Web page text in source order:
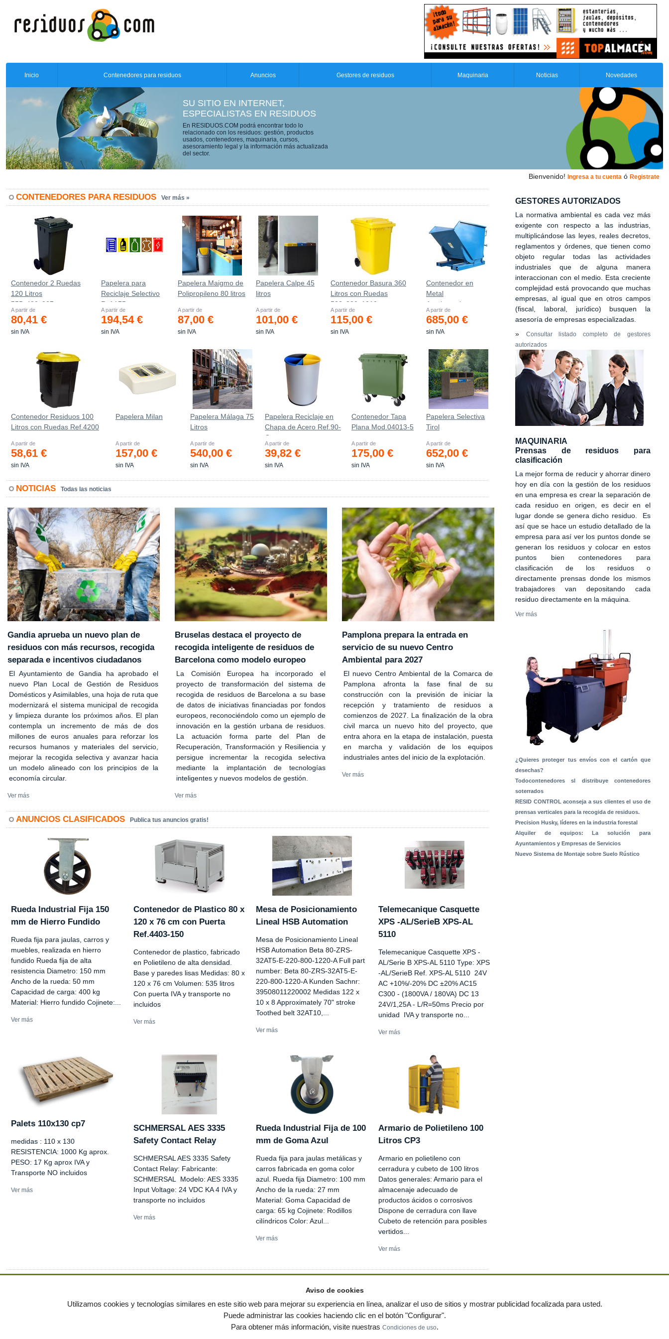
Inicio Contenedores para residuos Anuncios Gestores de residuos Maquinaria Noticias Novedades
SU SITIO EN INTERNET,
ESPECIALISTAS EN RESIDUOS
En RESIDUOS.COM podrá encontrar todo lo
relacionado con los residuos: gestión, productos
usados, contenedores, maquinaria, cursos,
asesoramiento legal y la información más actualizada
del sector.
Bienvenido! Ingresa a tu cuenta ó Registrate
CONTENEDORES PARA RESIDUOS Ver más »
Contenedor 2 Ruedas
120 Litros
555х480х937mm
A partir de
80,41 €
sin IVA
Papelera para
Reciclaje Selectivo
Ref.175
A partir de
194,54 €
sin IVA
Papelera Maigmo de
Polipropileno 80 litros
A partir de
87,00 €
sin IVA
Papelera Calpe 45
litros
A partir de
101,00 €
sin IVA
Contenedor Basura 360
Litros con Ruedas
583x880x1010 mm
A partir de
115,00 €
sin IVA
Contenedor en
Metal
Autobasculante
Estanco *
A partir de
685,00 €
sin IVA
Contenedor Residuos 100
Litros con Ruedas Ref.4200
A partir de
58,61 €
sin IVA
Papelera Milan
A partir de
157,00 €
sin IVA
Papelera Málaga 75
Litros
A partir de
540,00 €
sin IVA
Papelera Reciclaje en
Chapa de Acero Ref.90-
C
A partir de
39,82 €
sin IVA
Contenedor Tapa
Plana Mod.04013-5
A partir de
175,00 €
sin IVA
Papelera Selectiva
Tirol
A partir de
652,00 €
sin IVA
NOTICIAS Todas las noticias
Gandia aprueba un nuevo plan de
residuos con más recursos, recogida
separada e incentivos ciudadanos
El Ayuntamiento de Gandia ha aprobado el
nuevo Plan Local de Gestión de Residuos
Domésticos y Asimilables, una hoja de ruta que
modernizará el sistema municipal de recogida
y limpieza durante los próximos años. El plan
contempla un incremento de más de dos
millones de euros anuales para reforzar los
recursos humanos y materiales del servicio,
mejorar la recogida selectiva y avanzar hacia
un modelo alineado con los principios de la
economía circular.
Ver más
Bruselas destaca el proyecto de
recogida inteligente de residuos de
Barcelona como modelo europeo
La Comisión Europea ha incorporado el
proyecto de transformación del sistema de
recogida de residuos de Barcelona a su base
de datos de iniciativas financiadas por fondos
europeos, reconociéndolo como un ejemplo de
innovación en la gestión urbana de residuos.
La actuación forma parte del Plan de
Recuperación, Transformación y Resiliencia y
persigue incrementar la recogida selectiva
mediante la implantación de tecnologías
inteligentes y nuevos modelos de gestión.
Ver más
Pamplona prepara la entrada en
servicio de su nuevo Centro
Ambiental para 2027
El nuevo Centro Ambiental de la Comarca de
Pamplona afronta la fase final de su
construcción con la previsión de iniciar la
recepción y tratamiento de residuos a
comienzos de 2027. La finalización de la obra
civil marca un nuevo hito del proyecto, que
entra ahora en la etapa de instalación, puesta
en marcha y validación de los equipos
industriales antes del inicio de la explotación.
Ver más
ANUNCIOS CLASIFICADOS Publica tus anuncios gratis!
Rueda Industrial Fija 150
mm de Hierro Fundido
Rueda fija para jaulas, carros y
muebles, realizada en hierro
fundido Rueda fija de alta
resistencia Diametro: 150 mm
Ancho de la rueda: 50 mm
Capacidad de carga: 400 kg
Material: Hierro fundido Cojinete:...
Ver más
Contenedor de Plastico 80 x
120 x 76 cm con Puerta
Ref.4403-150
Contenedor de plastico, fabricado
en Polietileno de alta densidad.
Base y paredes lisas Medidas: 80 x
120 x 76 cm Volumen: 535 litros
Con puerta IVA y transporte no
incluidos
Ver más
Mesa de Posicionamiento
Lineal HSB Automation
Mesa de Posicionamiento Lineal
HSB Automation Beta 80-ZRS-
32AT5-E-220-800-1220-A Full part
number: Beta 80-ZRS-32AT5-E-
220-800-1220-A Kunden Sachnr:
39508011220002 Medidas 122 x
10 x 8 Approximately 70" stroke
Toothed belt 32AT10,...
Ver más
Telemecanique Casquette
XPS -AL/SerieB XPS-AL
5110
Telemecanique Casquette XPS -
AL/Serie B XPS-AL 5110 Type: XPS
-AL/SerieB Ref. XPS-AL 5110 24V
AC +10%/-20% DC ±20% AC15
C300 - (1800VA / 180VA) DC 13
24V/1,25A - L/R=50ms Precio por
unidad IVA y transporte no...
Ver más
Palets 110x130 cp7
medidas : 110 x 130
RESISTENCIA: 1000 Kg aprox.
PESO: 17 Kg aprox IVA y
Transporte NO incluidos
Ver más
SCHMERSAL AES 3335
Safety Contact Relay
SCHMERSAL AES 3335 Safety
Contact Relay: Fabricante:
SCHMERSAL Modelo: AES 3335
Input Voltage: 24 VDC KA 4 IVA y
transporte no incluidos
Ver más
Rueda Industrial Fija de 100
mm de Goma Azul
Rueda fija para jaulas metálicas y
carros fabricada en goma color
azul. Rueda fija Diametro: 100 mm
Ancho de la rueda: 27 mm
Material: Goma Capacidad de
carga: 65 kg Cojinete: Rodillos
cilíndricos Color: Azul...
Ver más
Armario de Polietileno 100
Litros CP3
Armario en polietileno con
cerradura y cubeto de 100 litros
Datos generales: Armario para el
almacenaje adecuado de
productos ácidos o corrosivos
Dispone de cerradura con llave
Cubeto de retención para posibles
vertidos...
Ver más
GESTORES AUTORIZADOS
La normativa ambiental es cada vez más
exigente con respecto a las industrias,
multiplicándose las leyes, reales decretos,
reglamentos y órdenes, que tienen como
objeto regular todas las actividades
industriales que de alguna manera
interaccionan con el medio. Esta creciente
complejidad está provocando que muchas
empresas, al igual que en otros campos
(fiscal, laboral, jurídico) busquen la
asesoría de empresas especializadas.
» Consultar listado completo de gestores
autorizados
MAQUINARIA
Prensas de residuos para
clasificación
La mejor forma de reducir y ahorrar dinero
hoy en día con la gestión de los residuos
en una empresa es crear la separación de
cada residuo en origen, es decir en el
lugar donde se genera dicho residuo. Es
así que se hace un estudio detallado de la
empresa para así ver los puntos donde se
generan los residuos y colocar en estos
puntos bien contenedores para
clasificación de los residuos o
directamente prensas donde los mismos
trabajadores van depositando cada
residuo directamente en la máquina.
Ver más
¿Quieres proteger tus envíos con el cartón que
desechas?
Todocontenedores sl distribuye contenedores
soterrados
RESID CONTROL aconseja a sus clientes el uso de
prensas verticales para la recogida de residuos.
Precision Husky, líderes en la industria forestal
Alquiler de equipos: La solución para
Ayuntamientos y Empresas de Servicios
Nuevo Sistema de Montaje sobre Suelo Rústico
© residuos.com - Todos los derechos reservados- Política de privacidad|Condiciones de uso| Contacto|Editores| Mapa web|Preguntas frecuentes
Aviso de cookies
Utilizamos cookies y tecnologías similares en este sitio web para mejorar su experiencia en línea, analizar el uso de sitios y mostrar publicidad focalizada para usted.
Puede administrar las cookies haciendo clic en el botón "Configurar".
Para obtener más información, visite nuestras Condiciones de uso.